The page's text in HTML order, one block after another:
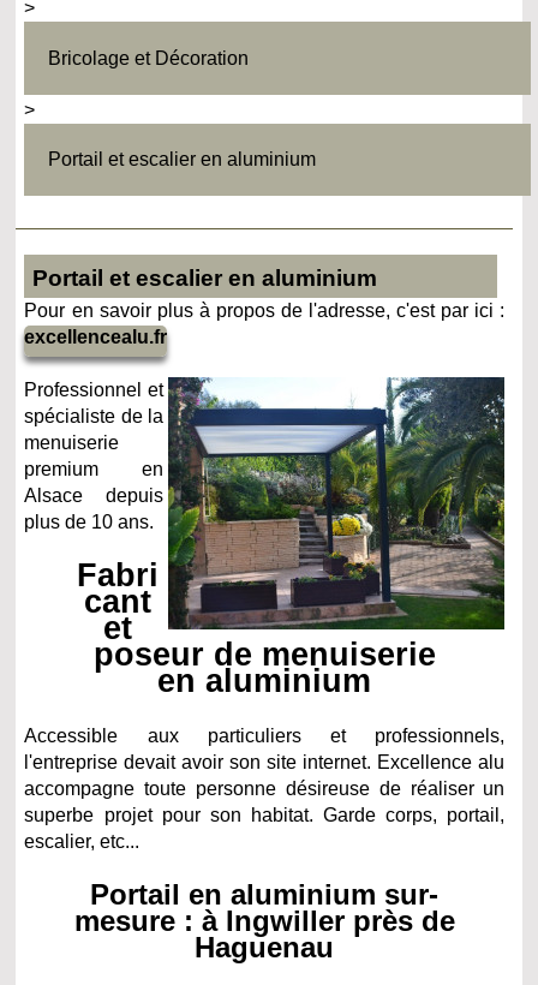
>
Bricolage et Décoration
>
Portail et escalier en aluminium
Portail et escalier en aluminium
Pour en savoir plus à propos de l'adresse, c'est par ici :
excellencealu.fr
Professionnel et
spécialiste de la
menuiserie
premium en
Alsace depuis
plus de 10 ans.
Fabri
cant
et
poseur de menuiserie
en aluminium
Accessible aux particuliers et professionnels,
l'entreprise devait avoir son site internet. Excellence alu
accompagne toute personne désireuse de réaliser un
superbe projet pour son habitat. Garde corps, portail,
escalier, etc...
Portail en aluminium sur-
mesure : à Ingwiller près de
Haguenau